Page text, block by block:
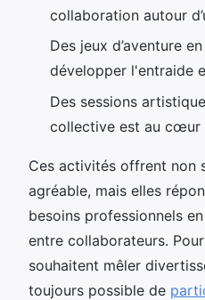
collaboration autour
Des jeux d’aventure
développer l'entraide
Des sessions
collective est au cœur
Ces activités offrent non
agréable, mais elles
besoins professionnels
entre collaborateurs.
souhaitent mêler
toujours possible de